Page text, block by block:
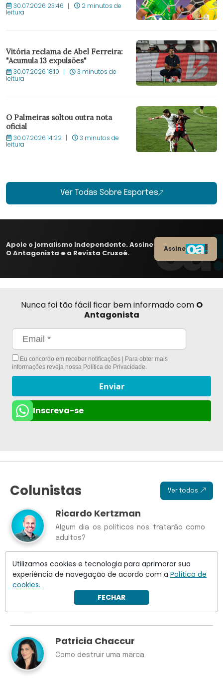
Utilizamos cookies e tecnologia para aprimorar sua
experiência de navegação de acordo com a Política de
cookies.
FECHAR
30.07.2026 23:46 2 minutos de
leitura
Vitória reclama de Abel Ferreira:
"Acumula 13 expulsões"
30.07.2026 18:10 3 minutos de
leitura
O Palmeiras soltou outra nota
oficial
30.07.2026 14:22 3 minutos de
leitura
Ver Todas Sobre Esportes
Apoie o jornalismo independente. Assine
O Antagonista e a Revista Crusoé.
Assine
Nunca foi tão fácil ficar bem informado com O
Antagonista
Eu concordo em receber notificações | Para obter mais
informações reveja nossa Política de Privacidade.
Enviar
Inscreva-se
Colunistas Ver todos
Ricardo Kertzman
Algum dia os políticos nos tratarão como
adultos?
Wilson Lima
Crusoé: Discord, Janja e o velho impulso do
PT de tratar o cidadão como incapaz
Patricia Chaccur
Como destruir uma marca